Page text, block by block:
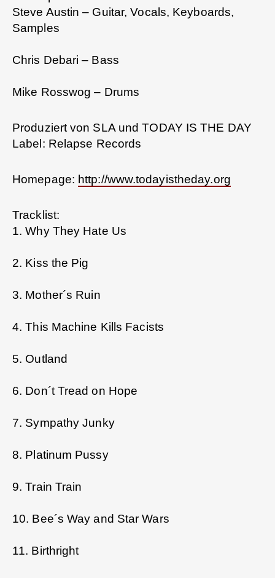
Steve Austin – Guitar, Vocals, Keyboards,
Samples
Chris Debari – Bass
Mike Rosswog – Drums
Produziert von SLA und TODAY IS THE DAY
Label: Relapse Records
Homepage: http://www.todayistheday.org
Tracklist:
1. Why They Hate Us
2. Kiss the Pig
3. Mother´s Ruin
4. This Machine Kills Facists
5. Outland
6. Don´t Tread on Hope
7. Sympathy Junky
8. Platinum Pussy
9. Train Train
10. Bee´s Way and Star Wars
11. Birthright